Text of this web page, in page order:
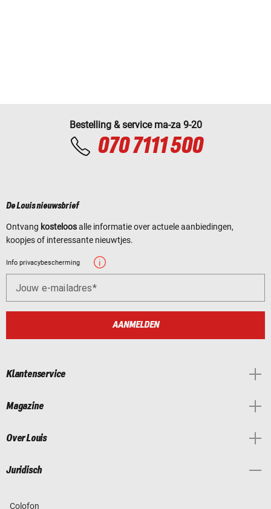
Bestelling & service ma-za 9-20
070 7111 500
De Louis nieuwsbrief
Ontvang kosteloosalle informatie over actuele aanbiedingen,
koopjes of interessante nieuwtjes.
Info privacybescherming
Jouw e-mailadres
AANMELDEN
Klantenservice
Magazine
Over Louis
Juridisch
Colofon